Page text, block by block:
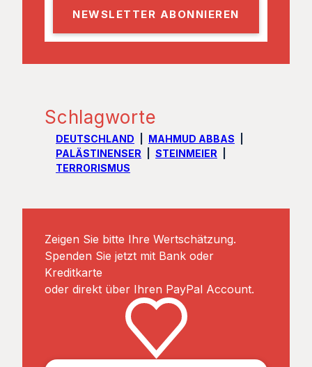
l
Schlagworte
DEUTSCHLAND
MAHMUD ABBAS
PALÄSTINENSER
STEINMEIER
TERRORISMUS
Zeigen Sie bitte Ihre Wertschätzung.
Spenden Sie jetzt mit Bank oder
Kreditkarte
oder direkt über Ihren PayPal Account.